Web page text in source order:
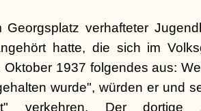
Georgsplatz verhafteter
hatte, die sich im
Oktober 1937 folgendes aus:
wurde", würden er und
verkehren. Der dortige